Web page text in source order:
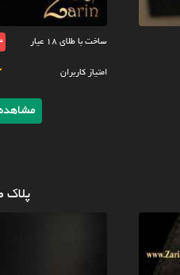
ساخت با طلای ۱۸ عیار
امتیاز کاربران
پلاک